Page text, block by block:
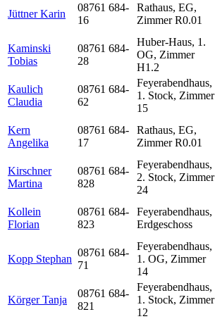
Jüttner Karin
08761 684-
16
Rathaus, EG,
Zimmer R0.01
Kaminski
Tobias
08761 684-
28
Huber-Haus, 1.
OG, Zimmer
H1.2
Kaulich
Claudia
08761 684-
62
Feyerabendhaus,
1. Stock, Zimmer
15
Kern
Angelika
08761 684-
17
Rathaus, EG,
Zimmer R0.01
Kirschner
Martina
08761 684-
828
Feyerabendhaus,
2. Stock, Zimmer
24
Kollein
Florian
08761 684-
823
Feyerabendhaus,
Erdgeschoss
Kopp Stephan
08761 684-
71
Feyerabendhaus,
1. OG, Zimmer
14
Körger Tanja
08761 684-
821
Feyerabendhaus,
1. Stock, Zimmer
12